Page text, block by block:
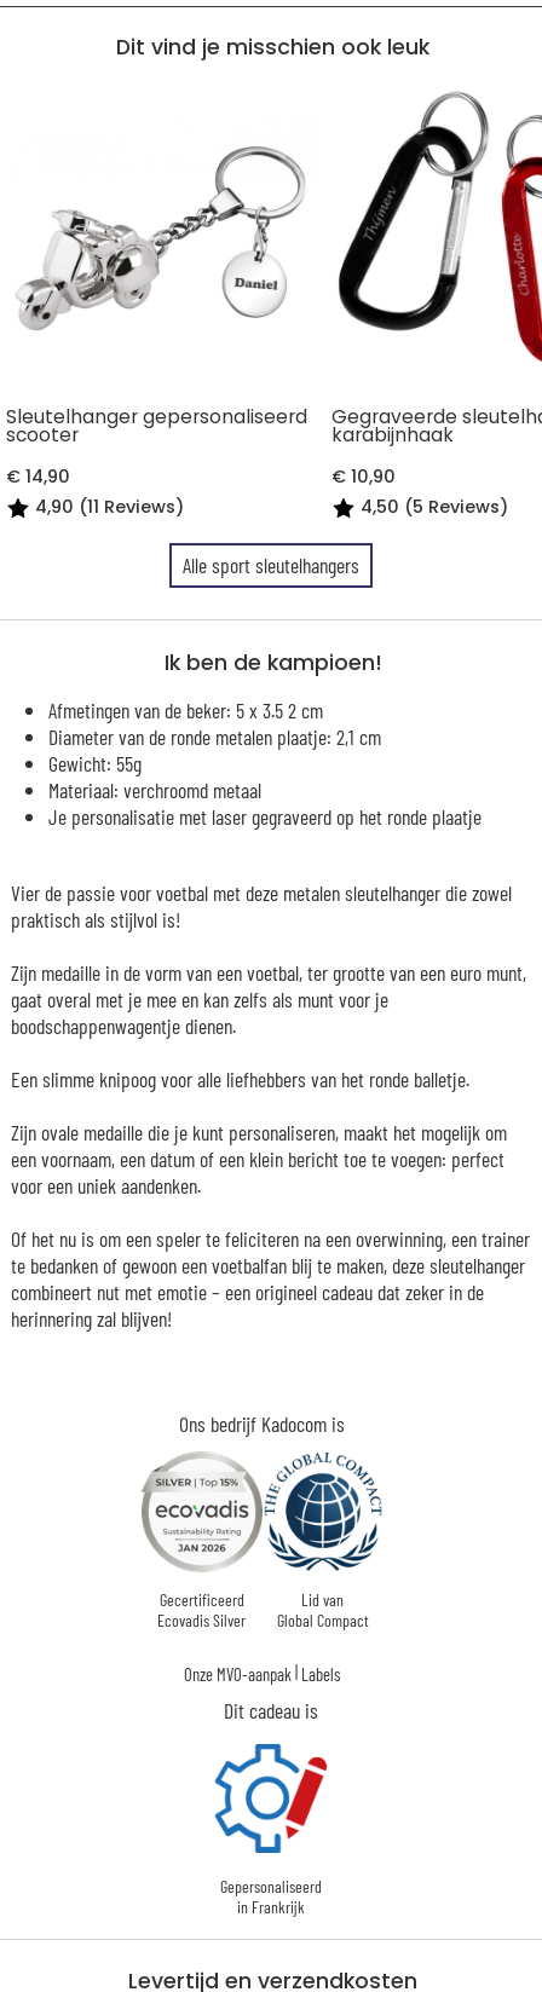
Dit vind je misschien ook leuk
Sleutelhanger gepersonaliseerd
scooter
€ 14,90
4,90 (11 Reviews)
Gegraveerde
karabijnhaak
€ 10,90
4,50 (5 Reviews)
Alle sport sleutelhangers
Ik ben de kampioen!
Afmetingen van de beker: 5 x 3.5 2 cm
Diameter van de ronde metalen plaatje: 2,1 cm
Gewicht: 55g
Materiaal: verchroomd metaal
Je personalisatie met laser gegraveerd op het ronde plaatje
Ons bedrijf Kadocom is
Gecertificeerd
Ecovadis Silver
Lid van
Global Compact
Onze MVO-aanpak | Labels
Dit cadeau is
Gepersonaliseerd
in Frankrijk
Vier de passie voor voetbal met deze metalen sleutelhanger die zowel
praktisch als stijlvol is!
Zijn medaille in de vorm van een voetbal, ter grootte van een euro munt,
gaat overal met je mee en kan zelfs als munt voor je
boodschappenwagentje dienen.
Een slimme knipoog voor alle liefhebbers van het ronde balletje.
Zijn ovale medaille die je kunt personaliseren, maakt het mogelijk om
een voornaam, een datum of een klein bericht toe te voegen: perfect
voor een uniek aandenken.
Of het nu is om een speler te feliciteren na een overwinning, een trainer
te bedanken of gewoon een voetbalfan blij te maken, deze sleutelhanger
combineert nut met emotie – een origineel cadeau dat zeker in de
herinnering zal blijven!
Levertijd en verzendkosten